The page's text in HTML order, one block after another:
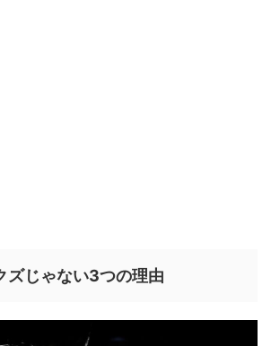
ズじゃない3つの理由